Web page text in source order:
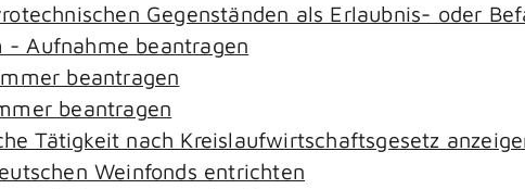
Gegenständen als Erlaubnis- oder
- Aufnahme beantragen
beantragen
beantragen
Tätigkeit nach Kreislaufwirtschaftsgesetz
Weinfonds entrichten